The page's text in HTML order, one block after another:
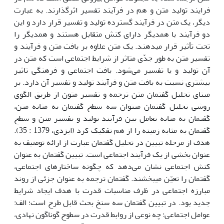
فرایند تولید متن و هم در فرآیند تفسیر اثرگذارند. به عبارت
دیگر، یک متن در فرآیند گسترده تولید و تفسیر قرار دارد و این
دو فرآیند با همدیگر دارای کنش متقابل هستند و همدیگر را
تحت تأثیر قرار می­دهند. یک متن علاوه بر بافت متن و فرآیند و
تفسیر متن به طور جدّی متاثر از شرایط اجتماعی است که متن در
آن تولید و یا تفسیر می‌شود. بافت اجتماعی و فرهنگی تاثیر
بیشتری نسبت به بافت متن و فرآیند تولید و تفسیر آن دارد. بر
مبنای تحلیل گفتمان متن ترجمه و تفسیر متون از طریق الگوی
روشی تحلیل گفتمان می­توان سه سطح گفتمان به مثابه متن،
گفتمان به مثابه تعامل بین فرآیند تولید و تفسیر متن و سطح
گفتمان به مثابه زمینه را از هم تفکیک کرد (ایزدی، 1379 : 35).
هدف از مرحله تبیین در تحلیل گفتمان عبارت از ارائه توصیف به
عنوان بخشی از یک فرآیند اجتماعی است. تبیین گفتمان به عنوان
کنش اجتماعی نشان می‌دهد که چگونه ساختارهای اجتماعی،
گفتمان را تعیّن می­بخشند. گفتمان ترجمه به عنوان جزئی از روند
مبارزه اجتماعی در ظرف مناسبات قدرت با هدف ایجاد شرایط
جدید بود. در تبیین گفتمان سه سنخ بحث قابل طرح است؛ الف:
عوامل اجتماعی: چه نوعی از روابط قدرت در سطوح گوناگون نهادی،